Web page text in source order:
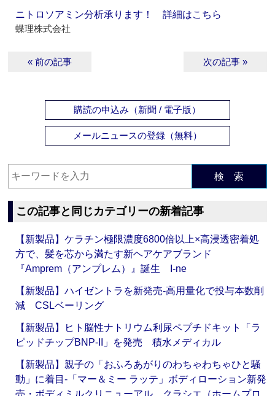
ニトロソアミン分析承ります！ 詳細はこちら
蝶理株式会社
« 前の記事 次の記事 »
購読の申込み（新聞 / 電子版）
メールニュースの登録（無料）
検 索
この記事と同じカテゴリーの新着記事
【新製品】ケラチン極限濃度6800倍以上×高浸透密着処
方で、髪を芯から満たす新ヘアケアブランド
『Amprem（アンプレム）』誕生 I-ne
【新製品】ハイゼントラを新発売‐高用量化で投与本数削
減 CSLベーリング
【新製品】ヒト脳性ナトリウム利尿ペプチドキット「ラ
ピッドチップBNP-II」を発売 積水メディカル
【新製品】親子の「おふろあがりのわちゃわちゃひと騒
動」に着目‐「マー＆ミー ラッテ」ボディローション新発